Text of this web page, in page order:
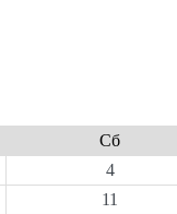
Сб
4
11